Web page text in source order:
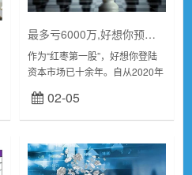
最多亏6000万,好想你预计扣非净利连续第四年亏 销售费用占营收比例超过20%
作为“红枣第一股”，好想你登陆
资本市场已十余年。自从2020年
陷入了低迷。2023年，公司预计
归属于上市公司股东的净利润亏
02-05